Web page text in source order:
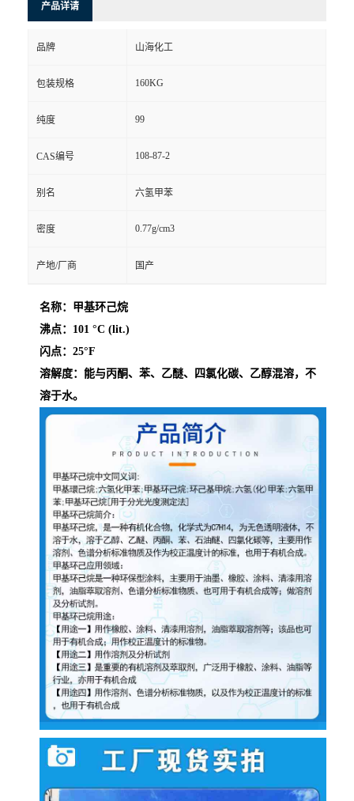
产品详请
品牌 山海化工
包装规格 160KG
纯度 99
CAS编号 108-87-2
别名 六氢甲苯
密度 0.77g/cm3
产地/厂商 国产
名称：甲基环己烷
沸点： 101 °C (lit.)
闪点：25°F
溶解度：能与丙酮、苯、乙醚、四氯化碳、乙醇混溶，不
溶于水。